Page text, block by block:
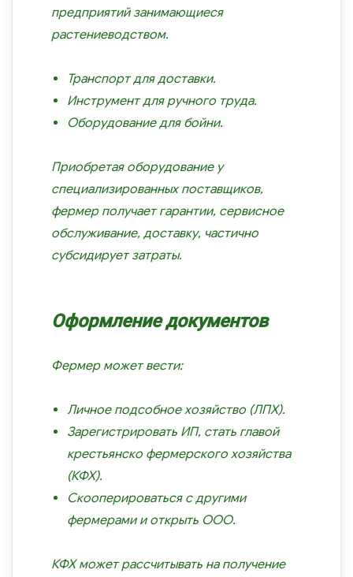
предприятий занимающиеся
растениеводством.
Транспорт для доставки.
Инструмент для ручного труда.
Оборудование для бойни.
Приобретая оборудование у
специализированных поставщиков,
фермер получает гарантии, сервисное
обслуживание, доставку, частично
субсидирует затраты.
Оформление документов
Фермер может вести:
Личное подсобное хозяйство (ЛПХ).
Зарегистрировать ИП, стать главой
крестьянско фермерского хозяйства
(КФХ).
Скооперироваться с другими
фермерами и открыть ООО.
КФХ может рассчитывать на получение